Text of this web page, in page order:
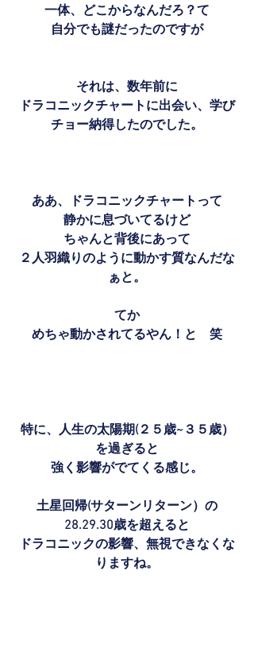
一体、どこからなんだろ？て
自分でも謎だったのですが
それは、数年前に
ドラコニックチャートに出会い、学び
チョー納得したのでした。
ああ、ドラコニックチャートって
静かに息づいてるけど
ちゃんと背後にあって
２人羽織りのように動かす質なんだな
ぁと。
てか
めちゃ動かされてるやん！と　笑
特に、人生の太陽期(２５歳~３５歳）
を過ぎると
強く影響がでてくる感じ。
土星回帰(サターンリターン）の
28.29.30歳を超えると
ドラコニックの影響、無視できなくな
りますね。